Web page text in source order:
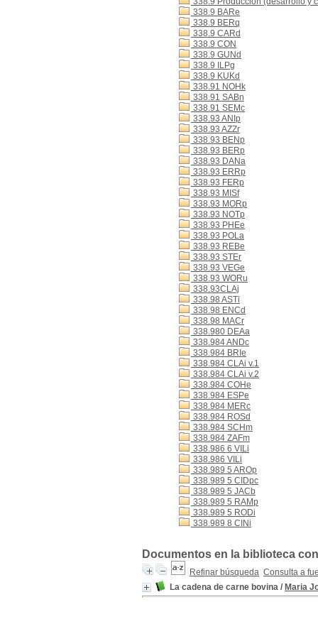
338.9 BARe
338.9 BERq
338.9 CARd
338.9 CON
338.9 GUNd
338.9 ILPg
338.9 KUKd
338.91 NOHk
338.91 SABn
338.91 SEMc
338.93 ANIp
338.93 AZZr
338.93 BENp
338.93 BERp
338.93 DANa
338.93 ERRp
338.93 FERp
338.93 MISf
338.93 MORp
338.93 NOTp
338.93 PHEe
338.93 POLa
338.93 REBe
338.93 STEr
338.93 VEGe
338.93 WORu
338.93CLAj
338.98 ASTi
338.98 ENCd
338.98 MACr
338.980 DEAa
338.984 ANDc
338.984 BRIe
338.984 CLAi v.1
338.984 CLAi v.2
338.984 COHe
338.984 ESPe
338.984 MERc
338.984 ROSd
338.984 SCHm
338.984 ZAFm
338.986 6 VILi
338.986 VILi
338.989 5 AROp
338.989 5 CIDpc
338.989 5 JACb
338.989 5 RAMp
338.989 5 RODi
338.989 8 CINi
Documentos en la biblioteca
Refinar búsqueda Consulta a
La cadena de carne bovina / Maria